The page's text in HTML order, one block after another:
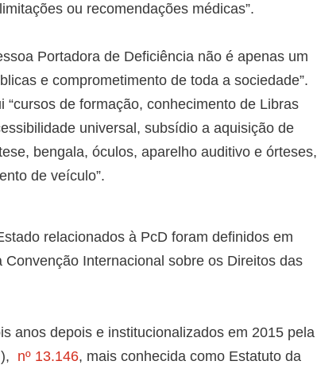
ou recomendações médicas”.
Portadora de Deficiência não é apenas um
e comprometimento de toda a sociedade”.
de formação, conhecimento de Libras
universal, subsídio a aquisição de
bengala, óculos, aparelho auditivo e órteses,
de veículo”.
relacionados à PcD foram definidos em
Internacional sobre os Direitos das
anos depois e institucionalizados em 2015 pela
nº 13.146, mais conhecida como Estatuto da